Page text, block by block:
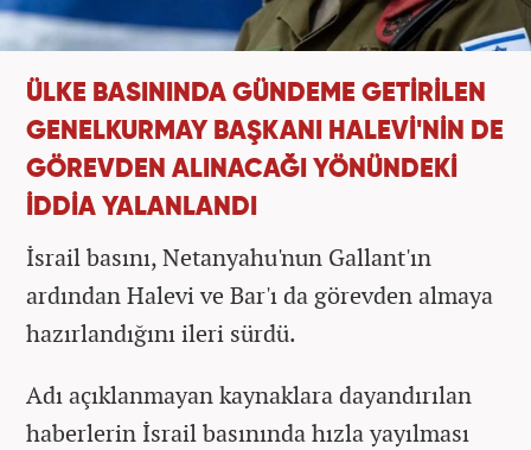
ÜLKE BASININDA GÜNDEME GETİRİLEN
GENELKURMAY BAŞKANI HALEVİ'NİN DE
GÖREVDEN ALINACAĞI YÖNÜNDEKİ
İDDİA YALANLANDI
İsrail basını, Netanyahu'nun Gallant'ın
ardından Halevi ve Bar'ı da görevden almaya
hazırlandığını ileri sürdü.
Adı açıklanmayan kaynaklara dayandırılan
haberlerin İsrail basınında hızla yayılması